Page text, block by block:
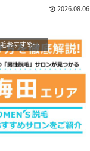
2026.08.06
【2026年最新】市区町村で人気のメンズ脱毛おすすめサロン・クリニック